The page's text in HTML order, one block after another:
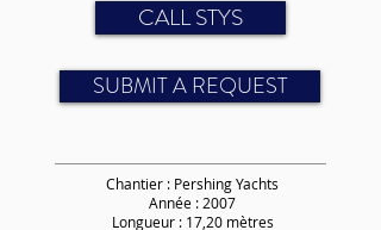
CALL STYS
SUBMIT A REQUEST
Chantier : Pershing Yachts
Année : 2007
Longueur : 17,20 mètres